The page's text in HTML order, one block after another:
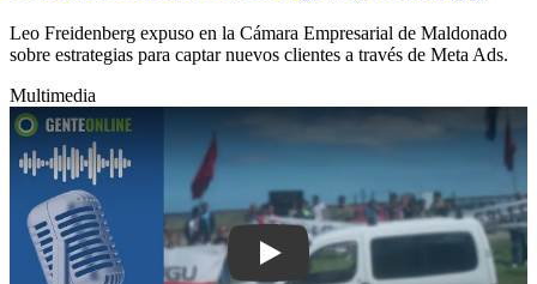
Leo Freidenberg expuso en la Cámara Empresarial de Maldonado
sobre estrategias para captar nuevos clientes a través de Meta Ads.
Multimedia
Play: Sindicato Gastronómico y